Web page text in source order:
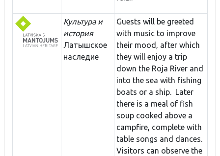
Культура и
история
Латышское
наследие
Guests will be greeted
with music to improve
their mood, after which
they will enjoy a trip
down the Roja River and
into the sea with fishing
boats or a ship. Later
there is a meal of fish
soup cooked above a
campfire, complete with
table songs and dances.
Visitors can observe the